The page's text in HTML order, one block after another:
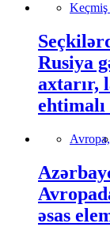
Keçmiş
Rusiya
axtarır,
ehtimalı
Avropa,
əsas